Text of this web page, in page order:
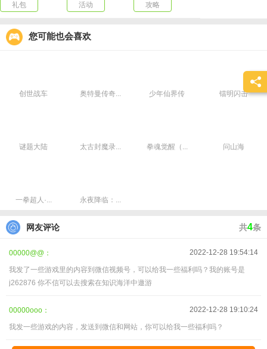
王牌坦克狼牙、光棱消耗素材魔改，打造属于你自己的魔鬼坦克，优化坦克暴击
优化特工属性，加成属性类型，特工不仅对单一坦克加成，还增加针对全体军团
礼包 活动 攻略
您可能也会喜欢
创世战车 奥特曼传奇... 少年仙界传 镭明闪击
谜题大陆 太古封魔录... 拳魂觉醒（... 问山海
一拳超人·... 永夜降临：...
网友评论 共4条
2022-12-28 19:54:14
00000@@：
我发了一些游戏里的内容到微信视频号，可以给我一些福利吗？我的账号是
j262876 你不信可以去搜索在知识海洋中遨游
2022-12-28 19:10:24
00000ooo：
我发一些游戏的内容，发送到微信和网站，你可以给我一些福利吗？